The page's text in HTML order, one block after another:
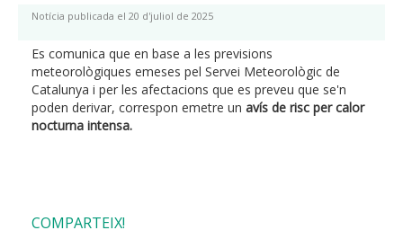
Notícia publicada el 20 d'juliol de 2025
Es comunica que en base a les previsions
meteorològiques emeses pel Servei Meteorològic de
Catalunya i per les afectacions que es preveu que se'n
poden derivar, correspon emetre un avís de risc per calor
nocturna intensa.
COMPARTEIX!